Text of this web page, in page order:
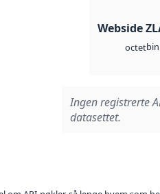
Webside
octetbin
Ingen registrerte
datasettet.